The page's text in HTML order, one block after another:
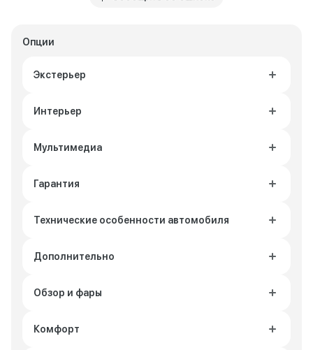
Опции
Экстерьер
Интерьер
Мультимедиа
Гарантия
Технические особенности автомобиля
Дополнительно
Обзор и фары
Комфорт